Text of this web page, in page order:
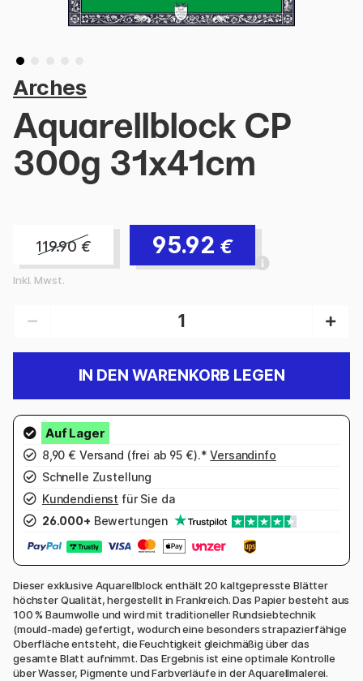
Arches
Aquarellblock CP
300g 31x41cm
119.90 € 95.92 €
Inkl. Mwst.
IN DEN WARENKORB LEGEN
8,90 € Versand (frei ab 95 €).*Versandinfo
Schnelle Zustellung
Kundendienst für Sie da
26.000+ Bewertungen
Dieser exklusive Aquarellblock enthält 20 kaltgepresste Blätter
höchster Qualität, hergestellt in Frankreich. Das Papier besteht aus
100 % Baumwolle und wird mit traditioneller Rundsiebtechnik
(mould-made) gefertigt, wodurch eine besonders strapazierfähige
Oberfläche entsteht, die Feuchtigkeit gleichmäßig über das
gesamte Blatt aufnimmt. Das Ergebnis ist eine optimale Kontrolle
über Wasser, Pigmente und Farbverläufe in der Aquarellmalerei.